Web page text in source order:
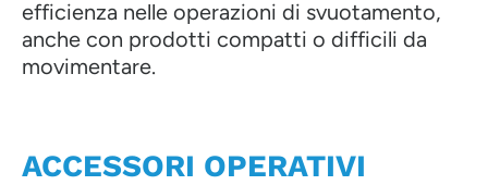
efficienza nelle operazioni di svuotamento,
anche con prodotti compatti o difficili da
movimentare.
ACCESSORI OPERATIVI